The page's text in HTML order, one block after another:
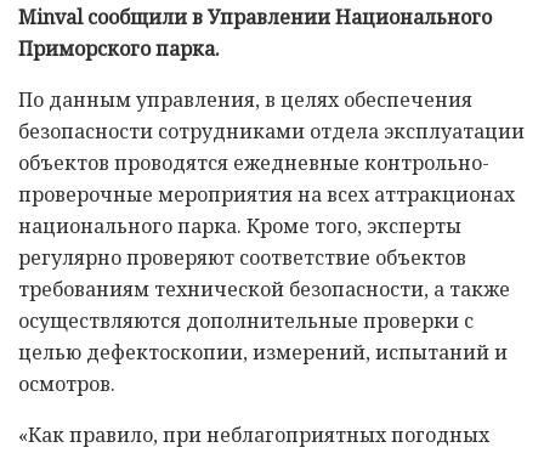
Minval сообщили в Управлении Национального
Приморского парка.
По данным управления, в целях обеспечения
безопасности сотрудниками отдела эксплуатации
объектов проводятся ежедневные контрольно-
проверочные мероприятия на всех аттракционах
национального парка. Кроме того, эксперты
регулярно проверяют соответствие объектов
требованиям технической безопасности, а также
осуществляются дополнительные проверки с
целью дефектоскопии, измерений, испытаний и
осмотров.
«Как правило, при неблагоприятных погодных